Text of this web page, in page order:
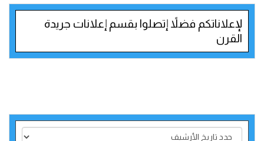
لإعلاناتكم فضلاً إتصلوا بقسم إعلانات جريدة
القرن